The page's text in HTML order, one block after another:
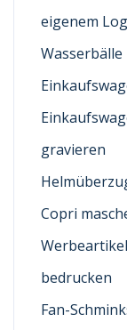
eigenem
Wasserbälle
gravieren
Copri
bedrucken
Fan-